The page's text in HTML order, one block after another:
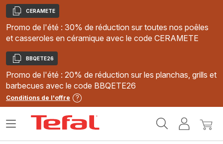
Copier
CERAMETE
Promo de l'été : 30% de réduction sur toutes nos poêles
et casseroles en céramique avec le code CERAMETE
Copier
BBQETE26
Promo de l'été : 20% de réduction sur les planchas, grills et
barbecues avec le code BBQETE26
Conditions de l'offre
MonMon
Ouvrir